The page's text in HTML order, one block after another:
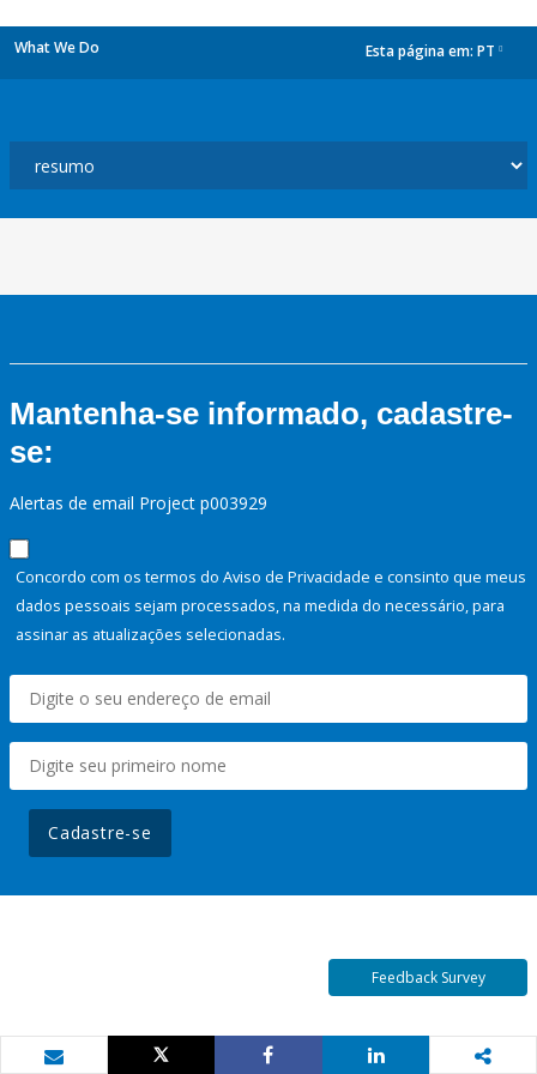
What We Do Esta página em: PT
Mantenha-se informado, cadastre-
se:
Alertas de email Project p003929
Concordo com os termos do Aviso de Privacidade e consinto que meus
dados pessoais sejam processados, na medida do necessário, para
assinar as atualizações selecionadas.
Cadastre-se
Feedback Survey